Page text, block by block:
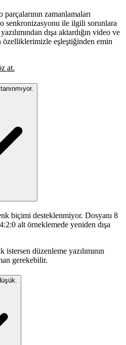
zamanlamaları
senkronizasyonu ile ilgili sorunlara
dışa aktardığın video ve
eşleştiğinden emin
at.
biçimi desteklenmiyor. Dosyanı 8
alt örneklemede yeniden dışa
düzenleme yazılımının
gerekebilir.